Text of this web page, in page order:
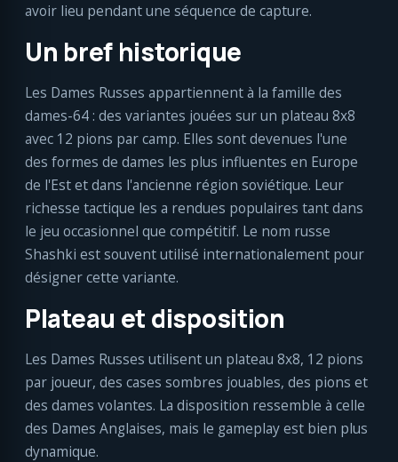
avoir lieu pendant une séquence de capture.
Un bref historique
Les Dames Russes appartiennent à la famille des
dames-64 : des variantes jouées sur un plateau 8x8
avec 12 pions par camp. Elles sont devenues l'une
des formes de dames les plus influentes en Europe
de l'Est et dans l'ancienne région soviétique. Leur
richesse tactique les a rendues populaires tant dans
le jeu occasionnel que compétitif. Le nom russe
Shashki est souvent utilisé internationalement pour
désigner cette variante.
Plateau et disposition
Les Dames Russes utilisent un plateau 8x8, 12 pions
par joueur, des cases sombres jouables, des pions et
des dames volantes. La disposition ressemble à celle
des Dames Anglaises, mais le gameplay est bien plus
dynamique.